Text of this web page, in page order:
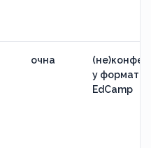
очна
у форматі
EdCamp